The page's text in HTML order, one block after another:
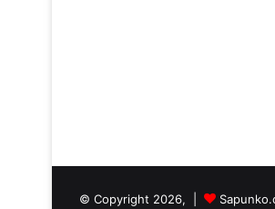
© Copyright 2026, |